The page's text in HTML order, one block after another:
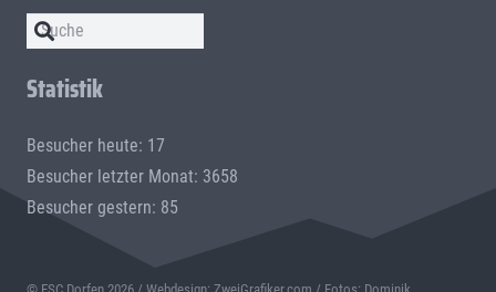
Statistik
Besucher heute: 17
Besucher letzter Monat: 3658
Besucher gestern: 85